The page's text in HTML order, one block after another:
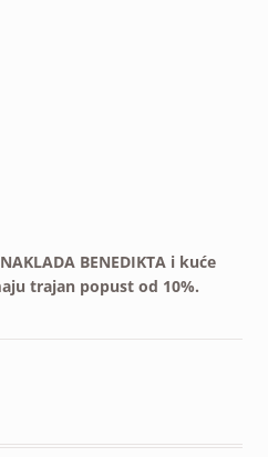
BENEDIKTA i kuće
trajan popust od 10%.